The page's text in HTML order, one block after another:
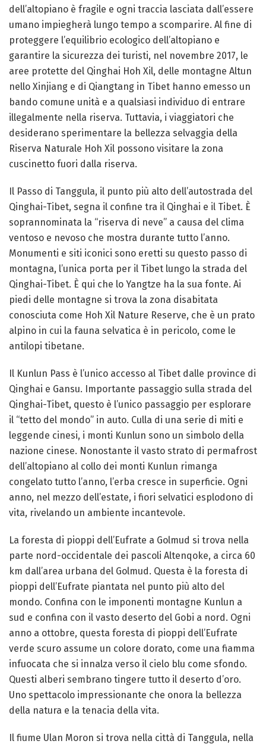
dell’altopiano è fragile e ogni traccia lasciata dall’essere
umano impiegherà lungo tempo a scomparire. Al fine di
proteggere l’equilibrio ecologico dell’altopiano e
garantire la sicurezza dei turisti, nel novembre 2017, le
aree protette del Qinghai Hoh Xil, delle montagne Altun
nello Xinjiang e di Qiangtang in Tibet hanno emesso un
bando comune unità e a qualsiasi individuo di entrare
illegalmente nella riserva. Tuttavia, i viaggiatori che
desiderano sperimentare la bellezza selvaggia della
Riserva Naturale Hoh Xil possono visitare la zona
cuscinetto fuori dalla riserva.
Il Passo di Tanggula, il punto più alto dell’autostrada del
Qinghai-Tibet, segna il confine tra il Qinghai e il Tibet. È
soprannominata la “riserva di neve” a causa del clima
ventoso e nevoso che mostra durante tutto l’anno.
Monumenti e siti iconici sono eretti su questo passo di
montagna, l’unica porta per il Tibet lungo la strada del
Qinghai-Tibet. È qui che lo Yangtze ha la sua fonte. Ai
piedi delle montagne si trova la zona disabitata
conosciuta come Hoh Xil Nature Reserve, che è un prato
alpino in cui la fauna selvatica è in pericolo, come le
antilopi tibetane.
Il Kunlun Pass è l’unico accesso al Tibet dalle province di
Qinghai e Gansu. Importante passaggio sulla strada del
Qinghai-Tibet, questo è l’unico passaggio per esplorare
il “tetto del mondo” in auto. Culla di una serie di miti e
leggende cinesi, i monti Kunlun sono un simbolo della
nazione cinese. Nonostante il vasto strato di permafrost
dell’altopiano al collo dei monti Kunlun rimanga
congelato tutto l’anno, l’erba cresce in superficie. Ogni
anno, nel mezzo dell’estate, i fiori selvatici esplodono di
vita, rivelando un ambiente incantevole.
La foresta di pioppi dell’Eufrate a Golmud si trova nella
parte nord-occidentale dei pascoli Altenqoke, a circa 60
km dall’area urbana del Golmud. Questa è la foresta di
pioppi dell’Eufrate piantata nel punto più alto del
mondo. Confina con le imponenti montagne Kunlun a
sud e confina con il vasto deserto del Gobi a nord. Ogni
anno a ottobre, questa foresta di pioppi dell’Eufrate
verde scuro assume un colore dorato, come una fiamma
infuocata che si innalza verso il cielo blu come sfondo.
Questi alberi sembrano tingere tutto il deserto d’oro.
Uno spettacolo impressionante che onora la bellezza
della natura e la tenacia della vita.
Il fiume Ulan Moron si trova nella città di Tanggula, nella